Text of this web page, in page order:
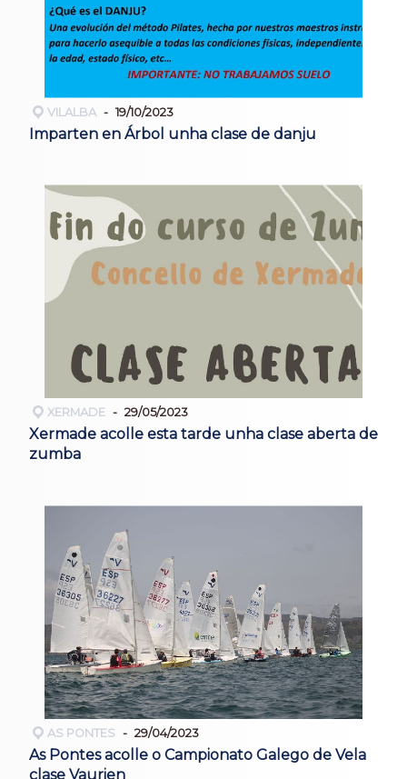
VILALBA 19/10/2023
Imparten en Árbol unha clase de danju
XERMADE 29/05/2023
Xermade acolle esta tarde unha clase aberta de
zumba
AS PONTES 29/04/2023
As Pontes acolle o Campionato Galego de Vela
clase Vaurien